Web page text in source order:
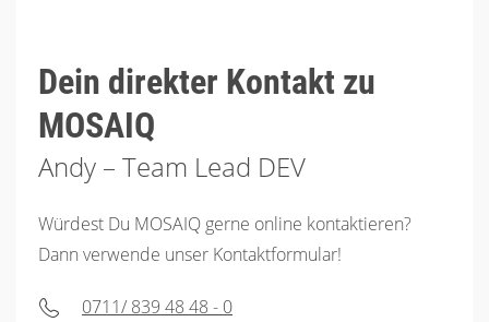
Dein direkter Kontakt zu
MOSAIQ
Andy – Team Lead DEV
Würdest Du MOSAIQ gerne online kontaktieren?
Dann verwende unser Kontaktformular!
0711/ 839 48 48 - 0